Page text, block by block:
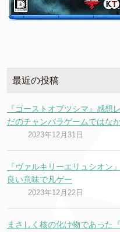
最近の投稿
『ゴーストオブツシマ』感想
だのチャンバラゲームではな
2023年12月31日
『ヴァルキリーエリュシオン
良い意味で凡ゲー
2023年12月22日
まさしく核の化け物であった